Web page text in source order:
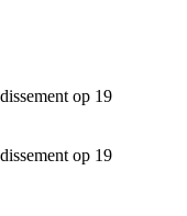
op 19
op 19